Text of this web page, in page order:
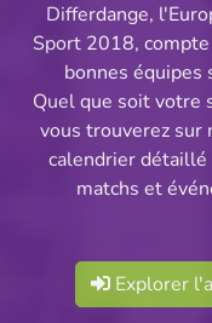
09.06.2024
11:00
Stade Jos Haupert
synthétique)
Cadets Cl 2 S 2
Differdange,
Sport 2018, compte
bonnes équipes
Quel que soit votre
vous trouverez sur
calendrier
matchs et
Explorer